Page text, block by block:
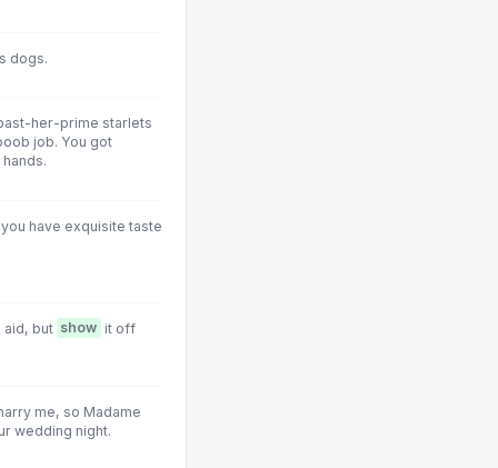
dogs.
her-prime starlets
job. You got
have exquisite taste
aid, but show it off
me, so Madame
wedding night.